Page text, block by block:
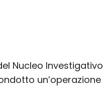
Nucleo Investigativo
un’operazione